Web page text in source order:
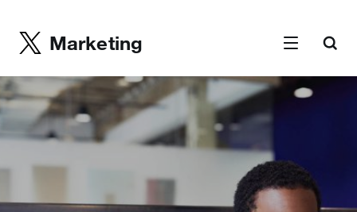
Marketing